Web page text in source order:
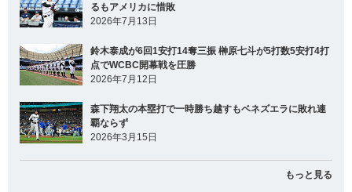
るもアメリカに惜敗
2026年7月13日
鈴木泰成が6回1安打14奪三振 榊原七斗が5打数5安打4打
点でWCBC開幕戦を圧勝
2026年7月12日
森下翔太の本塁打で一時勝ち越すもベネズエラに敗れ連
覇ならず
2026年3月15日
もっと見る